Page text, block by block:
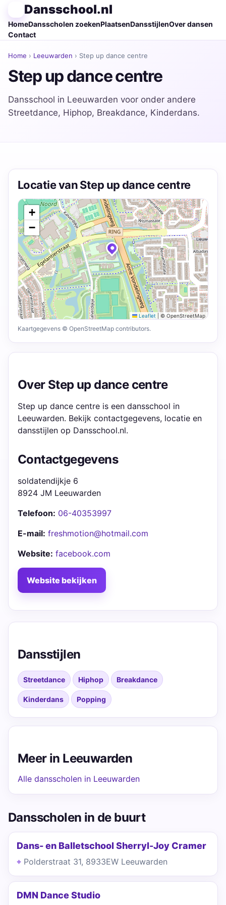
Dansschool.nl
HomeDansscholen zoekenPlaatsenDansstijlenOver dansen
Contact
Home › Leeuwarden › Step up dance centre
Step up dance centre
Dansschool in Leeuwarden voor onder andere
Streetdance, Hiphop, Breakdance, Kinderdans.
Locatie van Step up dance centre
+
−
Leaflet © OpenStreetMap
Kaartgegevens © OpenStreetMap contributors.
Over Step up dance centre
Step up dance centre is een dansschool in
Leeuwarden. Bekijk contactgegevens, locatie en
dansstijlen op Dansschool.nl.
Contactgegevens
soldatendijkje 6
8924 JM Leeuwarden
Telefoon: 06-40353997
E-mail: freshmotion@hotmail.com
Website: facebook.com
Website bekijken
Dansstijlen
Streetdance Hiphop Breakdance
Kinderdans Popping
Meer in Leeuwarden
Alle dansscholen in Leeuwarden
Dansscholen in de buurt
Dans- en Balletschool Sherryl-Joy Cramer
Polderstraat 31, 8933EW Leeuwarden
DMN Dance Studio